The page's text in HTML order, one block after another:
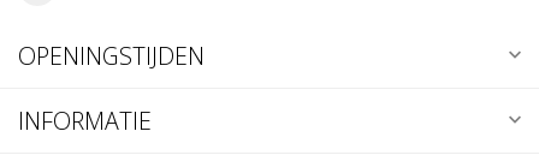
OPENINGSTIJDEN
INFORMATIE